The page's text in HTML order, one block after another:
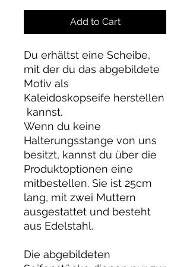
Add to Cart
Du erhältst eine Scheibe,
mit der du das abgebildete
Motiv als
Kaleidoskopseife herstellen
kannst.
Wenn du keine
Halterungsstange von uns
besitzt, kannst du über die
Produktoptionen eine
mitbestellen. Sie ist 25cm
lang, mit zwei Muttern
ausgestattet und besteht
aus Edelstahl.
Die abgebildeten